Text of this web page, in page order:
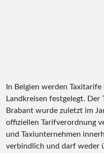
In Belgien werden
Landkreisen festgelegt.
Brabant wurde zuletzt im
offiziellen Tarifverordnung
und Taxiunternehmen
verbindlich und darf weder